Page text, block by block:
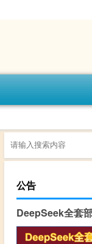
公告
DeepSeek全套